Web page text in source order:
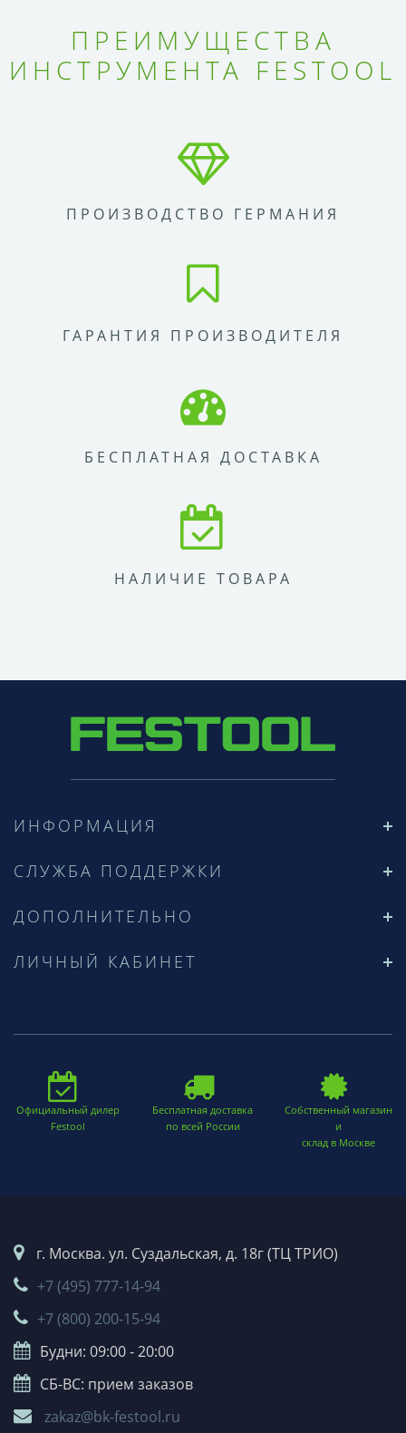
ПРЕИМУЩЕСТВА
ИНСТРУМЕНТА FESTOOL
ПРОИЗВОДСТВО ГЕРМАНИЯ
ГАРАНТИЯ ПРОИЗВОДИТЕЛЯ
БЕСПЛАТНАЯ ДОСТАВКА
НАЛИЧИЕ ТОВАРА
ИНФОРМАЦИЯ
СЛУЖБА ПОДДЕРЖКИ
ДОПОЛНИТЕЛЬНО
ЛИЧНЫЙ КАБИНЕТ
Официальный дилер
Festool
Бесплатная доставка
по всей России
Собственный магазин
и
склад в Москве
г. Москва. ул. Суздальская, д. 18г (ТЦ ТРИО)
+7 (495) 777-14-94
+7 (800) 200-15-94
Будни: 09:00 - 20:00
СБ-ВС: прием заказов
zakaz@bk-festool.ru